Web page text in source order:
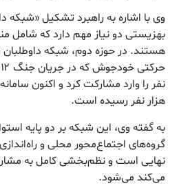
وی با اشاره به راهبرد تشکیل «شبکه
بهزیستی دو نیاز مهم دارد که شامل
هستند. در حوزه دوم، شبکه داوطلبان
هزار نفر رسیده است.
به گفته وی، این شبکه بر دو پایه
گروه‌های اجتماع‌محور محلی و
نهایی است و نظم‌بخشی کامل به
می‌کند می‌شود.